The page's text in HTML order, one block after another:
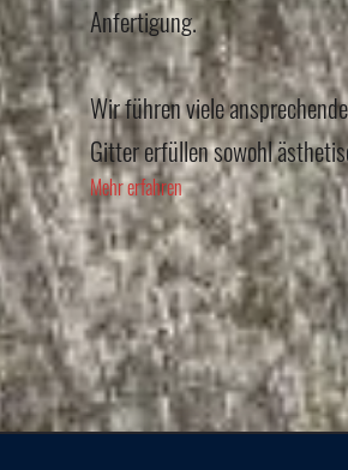
Anfertigung.
Wir führen viele
Gitter erfüllen sowohl
Mehr erfahren